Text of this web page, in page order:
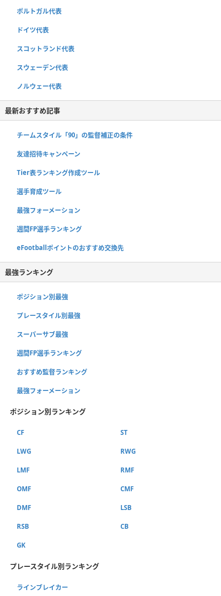
ポルトガル代表
ドイツ代表
スコットランド代表
スウェーデン代表
ノルウェー代表
最新おすすめ記事
チームスタイル「90」の監督補正の条件
友達招待キャンペーン
Tier表ランキング作成ツール
選手育成ツール
最強フォーメーション
週間FP選手ランキング
eFootballポイントのおすすめ交換先
最強ランキング
ポジション別最強
プレースタイル別最強
スーパーサブ最強
週間FP選手ランキング
おすすめ監督ランキング
最強フォーメーション
ポジション別ランキング
CF ST
LWG RWG
LMF RMF
OMF CMF
DMF LSB
RSB CB
GK
プレースタイル別ランキング
ラインブレイカー